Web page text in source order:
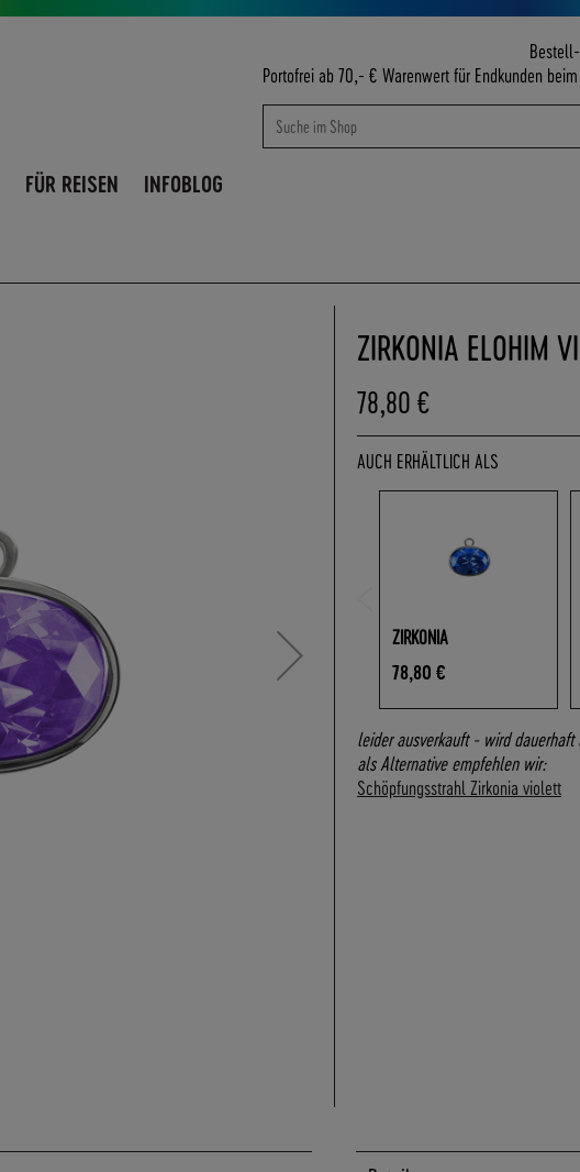
Portofrei ab 70,- € Warenwert für Endkunden
Suche
Suche
FÜR REISEN INFOBLOG
ZIRKONIA ELOHIM
78,80 €
AUCH ERHÄLTLICH ALS
ZIRKONIA
78,80 €
leider ausverkauft - wird
als Alternative empfehlen wir:
Schöpfungsstrahl Zirkonia violett